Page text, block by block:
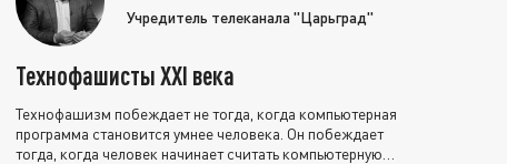
Учредитель телеканала "Царьград"
Технофашисты XXI века
Технофашизм побеждает не тогда, когда компьютерная
программа становится умнее человека. Он побеждает
тогда, когда человек начинает считать компьютерную